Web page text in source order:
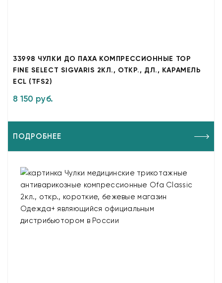
33998 ЧУЛКИ ДО ПАХА КОМПРЕССИОННЫЕ TOP
FINE SELECT SIGVARIS 2КЛ., ОТКР., ДЛ., КАРАМЕЛЬ
ECL (TFS2)
8 150 руб.
ПОДРОБНЕЕ